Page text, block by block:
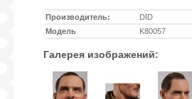
Производитель:
DID
Модель
K80057
Галерея изображений: